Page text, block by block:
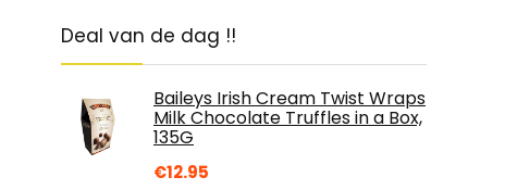
Deal van de dag !!
Baileys Irish Cream Twist Wraps
Milk Chocolate Truffles in a Box,
135G
€12.95